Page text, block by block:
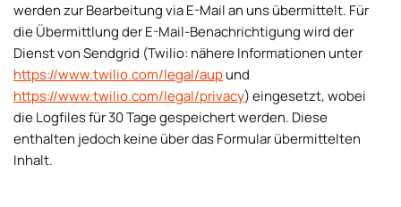
werden zur Bearbeitung via E-Mail an uns übermittelt. Für
die Übermittlung der E-Mail-Benachrichtigung wird der
Dienst von Sendgrid (Twilio: nähere Informationen unter
https://www.twilio.com/legal/aupund
https://www.twilio.com/legal/privacy) eingesetzt, wobei
die Logfiles für 30 Tage gespeichert werden. Diese
enthalten jedoch keine über das Formular übermittelten
Inhalt.